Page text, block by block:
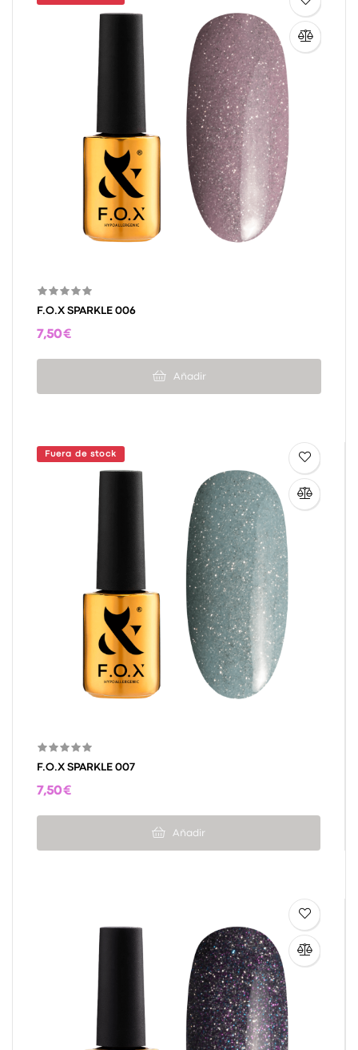
F.O.X SPARKLE 006
7,50 €
Añadir
Fuera de stock
F.O.X SPARKLE 007
7,50 €
Añadir